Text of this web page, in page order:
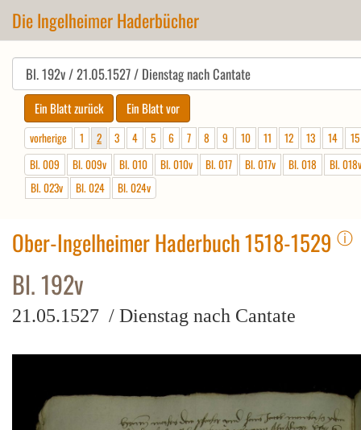
Die Ingelheimer Haderbücher
vorherige 1 2 3 4 5 6 7 8 9 10 11 12 13 14
15
Bl. 009
Bl. 009v Bl. 010 Bl. 010v Bl. 017 Bl. 017v Bl. 018
Bl. 018v
Bl. 023v
Bl. 024 Bl. 024v
Ober-Ingelheimer Haderbuch 1518-1529 ⓘ
Bl. 192v
21.05.1527 / Dienstag nach Cantate